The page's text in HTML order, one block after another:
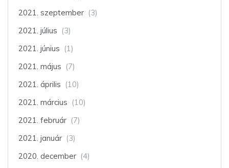
2021. szeptember (3)
2021. július (3)
2021. június (1)
2021. május (7)
2021. április (10)
2021. március (10)
2021. február (7)
2021. január (3)
2020. december (4)